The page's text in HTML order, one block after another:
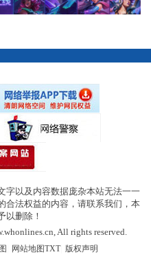
字以及内容数据庞杂本站无法一一
合法权益的内容，请联系我们，本
以删除！
All rights reserved.
网站地图TXT| 版权声明